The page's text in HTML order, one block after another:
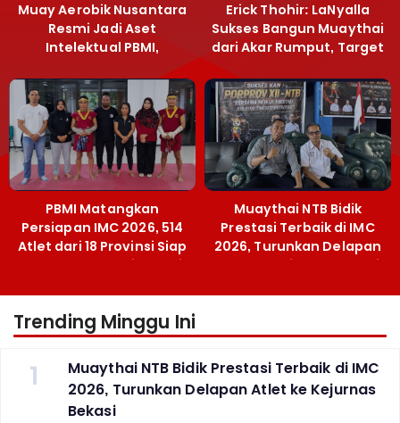
Muay Aerobik Nusantara
Resmi Jadi Aset
Intelektual PBMI,
Terobosan Bangun
Grassroots
Erick Thohir: LaNyalla
Sukses Bangun Muaythai
dari Akar Rumput, Target
PBMI Matangkan
Persiapan IMC 2026, 514
Atlet dari 18 Provinsi Siap
Berlaga Besok di Bekasi
Muaythai NTB Bidik
Prestasi Terbaik di IMC
2026, Turunkan Delapan
Atlet ke Kejurnas Bekasi
Trending Minggu Ini
1
Muaythai NTB Bidik Prestasi Terbaik di IMC
2026, Turunkan Delapan Atlet ke Kejurnas
Bekasi